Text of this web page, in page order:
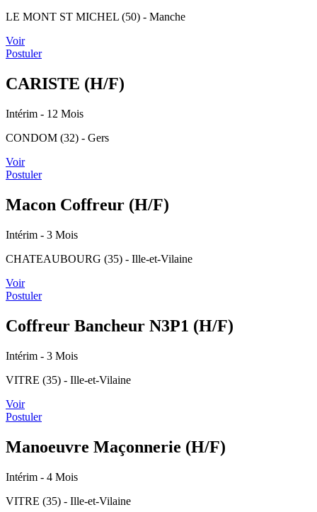
LE MONT ST MICHEL (50) - Manche
Voir
Postuler
CARISTE (H/F)
Intérim - 12 Mois
CONDOM (32) - Gers
Voir
Postuler
Macon Coffreur (H/F)
Intérim - 3 Mois
CHATEAUBOURG (35) - Ille-et-Vilaine
Voir
Postuler
Coffreur Bancheur N3P1 (H/F)
Intérim - 3 Mois
VITRE (35) - Ille-et-Vilaine
Voir
Postuler
Manoeuvre Maçonnerie (H/F)
Intérim - 4 Mois
VITRE (35) - Ille-et-Vilaine